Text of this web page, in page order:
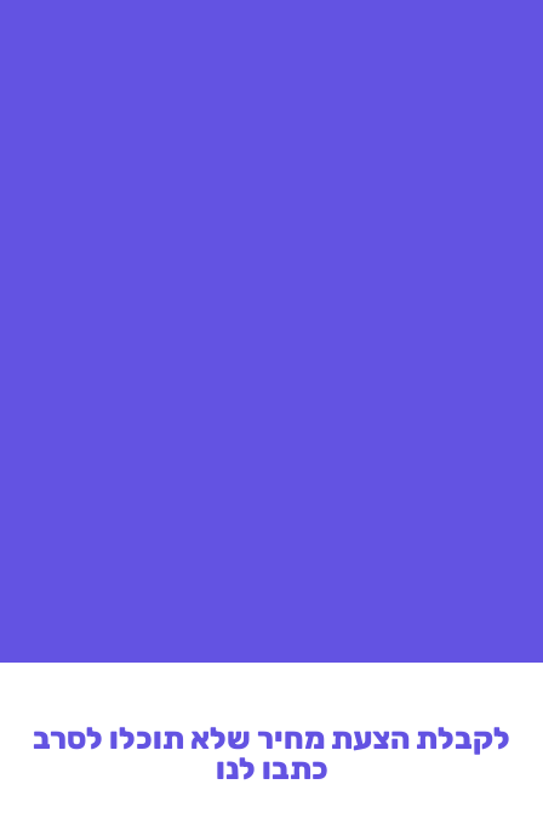
לקבלת הצעת מחיר שלא תוכלו לסרב
כתבו לנו